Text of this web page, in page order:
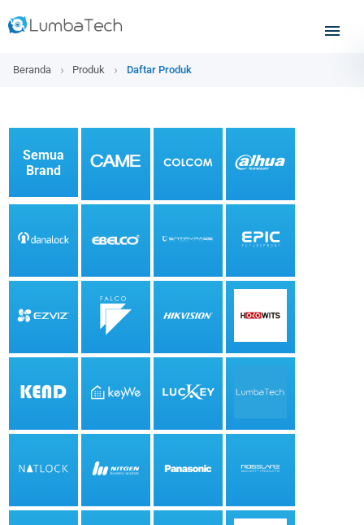
Beranda Produk Daftar Produk
Semua
Brand